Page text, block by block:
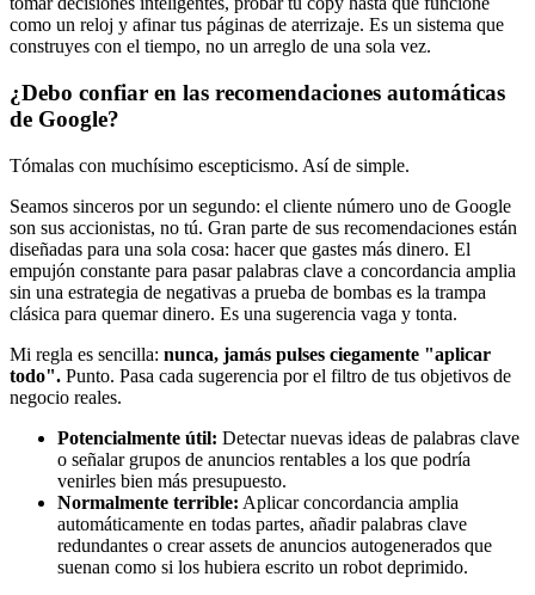
como un reloj y afinar tus páginas de aterrizaje. Es un sistema que
construyes con el tiempo, no un arreglo de una sola vez.
¿Debo confiar en las recomendaciones automáticas
de Google?
Tómalas con muchísimo escepticismo. Así de simple.
Seamos sinceros por un segundo: el cliente número uno de Google
son sus accionistas, no tú. Gran parte de sus recomendaciones están
diseñadas para una sola cosa: hacer que gastes más dinero. El
empujón constante para pasar palabras clave a concordancia amplia
sin una estrategia de negativas a prueba de bombas es la trampa
clásica para quemar dinero. Es una sugerencia vaga y tonta.
Mi regla es sencilla: nunca, jamás pulses ciegamente "aplicar
todo". Punto. Pasa cada sugerencia por el filtro de tus objetivos de
negocio reales.
Potencialmente útil: Detectar nuevas ideas de palabras clave
o señalar grupos de anuncios rentables a los que podría
venirles bien más presupuesto.
Normalmente terrible: Aplicar concordancia amplia
automáticamente en todas partes, añadir palabras clave
redundantes o crear assets de anuncios autogenerados que
suenan como si los hubiera escrito un robot deprimido.